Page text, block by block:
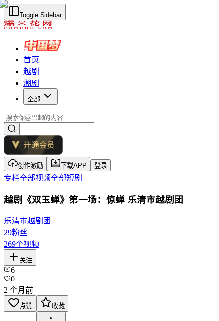
Toggle Sidebar
首页
越剧
潮剧
全部
创作激励 下载APP 登录
专栏全部视频全部短剧
越剧《双玉蝉》第一场：惊蝉-乐清市越剧团
乐清市越剧团
29粉丝
269个视频
关注
6
0
2 个月前
点赞 收藏